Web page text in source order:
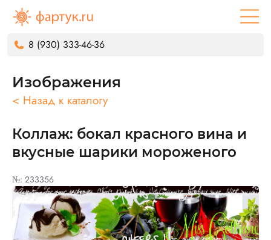
8 (930) 333-46-36
Изображения
< Назад к каталогу
Коллаж: бокал красного вина и
вкусные шарики мороженого
№: 233356